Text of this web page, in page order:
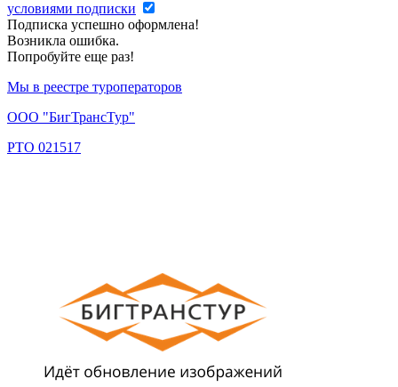
условиями подписки
Подписка успешно оформлена!
Возникла ошибка.
Попробуйте еще раз!
Мы в реестре туроператоров
ООО "БигТрансТур"
РТО 021517